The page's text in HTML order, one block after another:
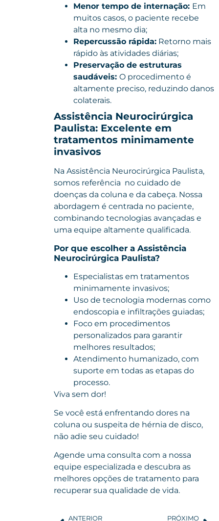
Menor tempo de internação: Em
muitos casos, o paciente recebe
alta no mesmo dia;
Repercussão rápida: Retorno mais
rápido às atividades diárias;
Preservação de estruturas
saudáveis: O procedimento é
altamente preciso, reduzindo danos
colaterais.
Assistência Neurocirúrgica
Paulista: Excelente em
tratamentos minimamente
invasivos
Na Assistência Neurocirúrgica Paulista,
somos referência no cuidado de
doenças da coluna e da cabeça. Nossa
abordagem é centrada no paciente,
combinando tecnologias avançadas e
uma equipe altamente qualificada.
Por que escolher a Assistência
Neurocirúrgica Paulista?
Especialistas em tratamentos
minimamente invasivos;
Uso de tecnologia modernas como
endoscopia e infiltrações guiadas;
Foco em procedimentos
personalizados para garantir
melhores resultados;
Atendimento humanizado, com
suporte em todas as etapas do
processo.
Viva sem dor!
Se você está enfrentando dores na
coluna ou suspeita de hérnia de disco,
não adie seu cuidado!
Agende uma consulta com a nossa
equipe especializada e descubra as
melhores opções de tratamento para
recuperar sua qualidade de vida.
ANTERIOR PRÓXIMO